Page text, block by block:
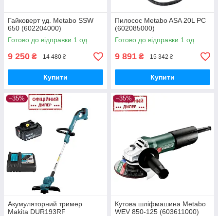
Гайковерт уд. Metabo SSW
650 (602204000)
Готово до відправки 1 од.
9 250 ₴ 14 480 ₴
Купити
Пилосос Metabo ASA 20L PC
(602085000)
Готово до відправки 1 од.
9 891 ₴ 15 342 ₴
Купити
–35%
Акумуляторний тример
Makita DUR193RF
–35%
Кутова шліфмашина Metabo
WEV 850-125 (603611000)